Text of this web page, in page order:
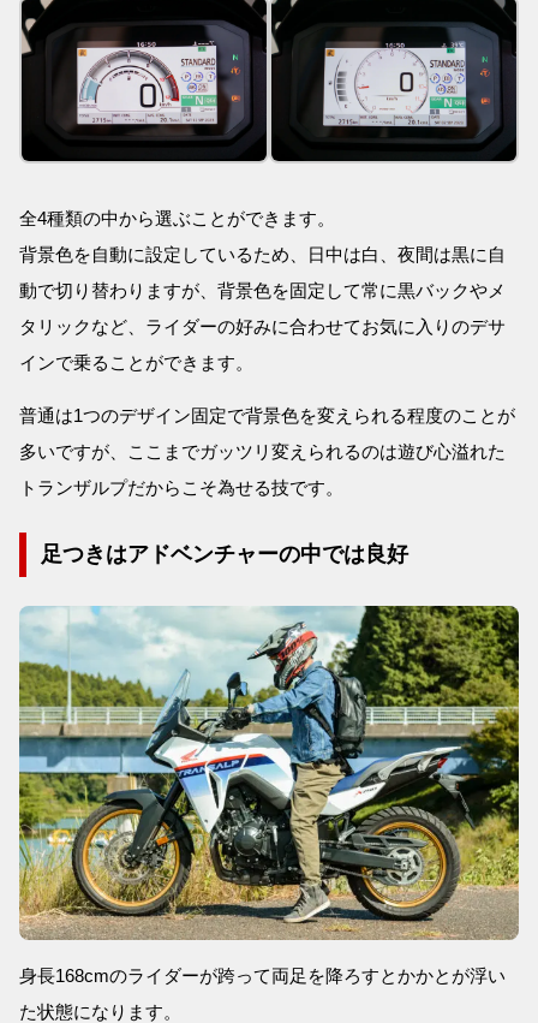
全4種類の中から選ぶことができます。
背景色を自動に設定しているため、日中は白、夜間は黒に自
動で切り替わりますが、背景色を固定して常に黒バックやメ
タリックなど、ライダーの好みに合わせてお気に入りのデサ
インで乗ることができます。
普通は1つのデザイン固定で背景色を変えられる程度のことが
多いですが、ここまでガッツリ変えられるのは遊び心溢れた
トランザルプだからこそ為せる技です。
足つきはアドベンチャーの中では良好
身長168cmのライダーが跨って両足を降ろすとかかとが浮い
た状態になります。